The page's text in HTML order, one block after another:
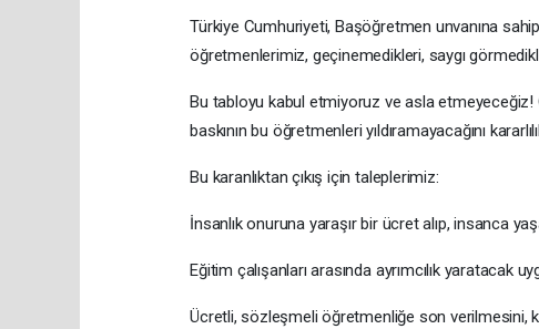
Türkiye Cumhuriyeti, Başöğretmen unvanına
öğretmenlerimiz, geçinemedikleri, saygı
Bu tabloyu kabul etmiyoruz ve asla etmeyeceğiz!
baskının bu öğretmenleri yıldıramayacağını
Bu karanlıktan çıkış için taleplerimiz:
İnsanlık onuruna yaraşır bir ücret alıp, insanca
Eğitim çalışanları arasında ayrımcılık yaratacak
Ücretli, sözleşmeli öğretmenliğe son verilmesini,